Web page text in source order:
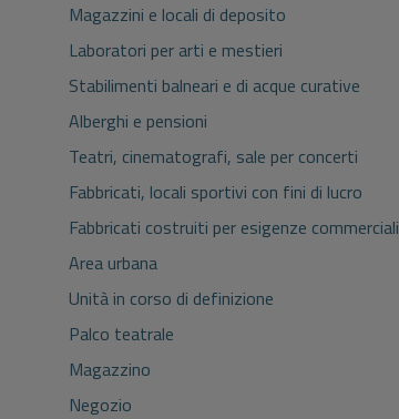
Magazzini e locali di deposito
Laboratori per arti e mestieri
Stabilimenti balneari e di acque curative
Alberghi e pensioni
Teatri, cinematografi, sale per concerti
Fabbricati, locali sportivi con fini di lucro
Fabbricati costruiti per esigenze commerciali
Area urbana
Unità in corso di definizione
Palco teatrale
Magazzino
Negozio